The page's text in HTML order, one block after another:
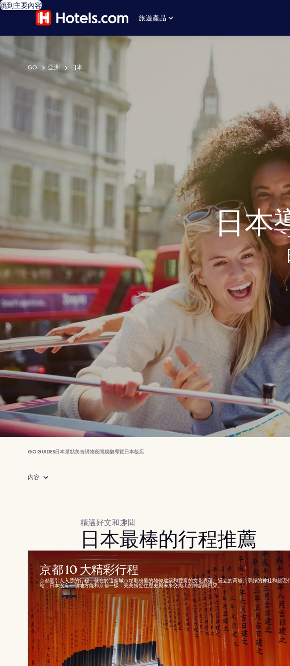
跳到主要內容
旅遊產品
GO 亞洲 日本
日本
GO GUIDES日本景點美食購物夜間娛樂導覽日本飯店
內容
精選好文和趣聞
日本最棒的行程推薦
京都 10 大精彩行程
京都最引人入勝的行程，就在於這個城市精彩紛呈的雄偉建築和豐富的文化底蘊。聳立的高塔、寧靜的神社和超現
站，日本沒有一個地方能和京都一樣，完美捕捉住歷史與未來交織出的神韻與風采。...